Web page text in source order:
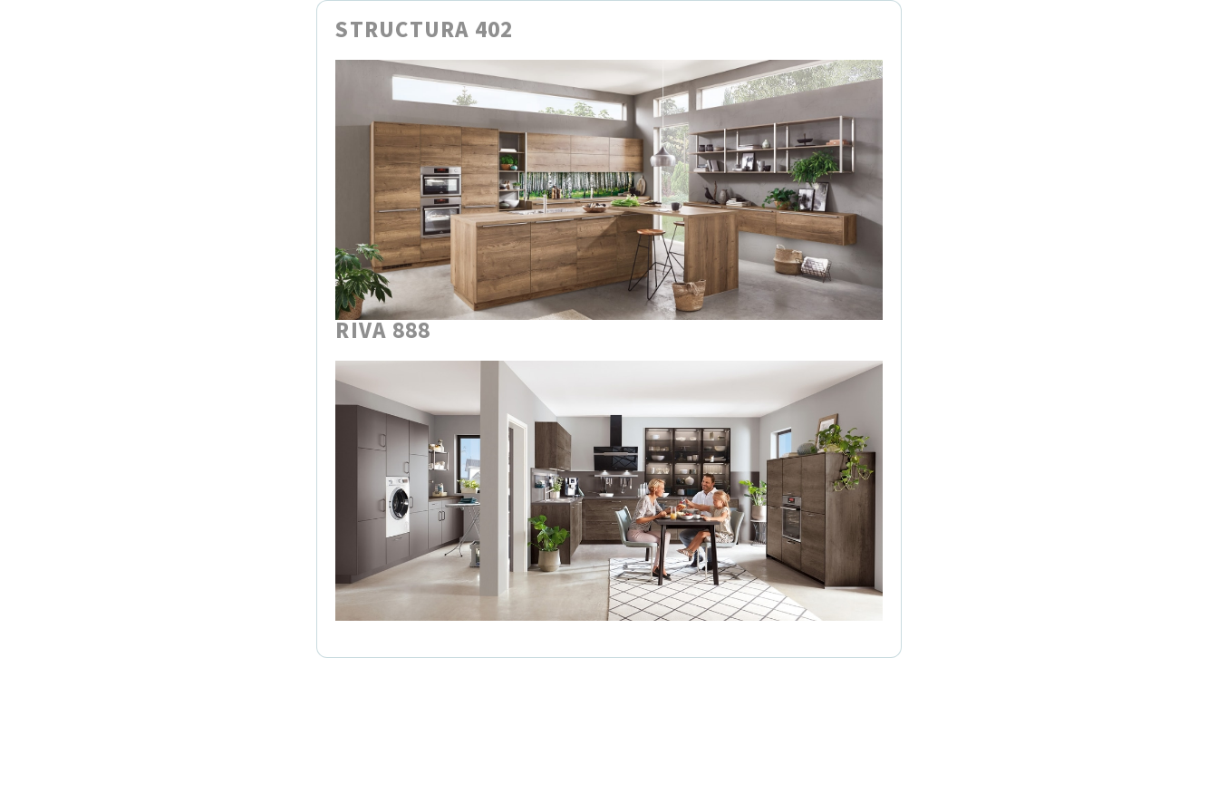
STRUCTURA 402
RIVA 888